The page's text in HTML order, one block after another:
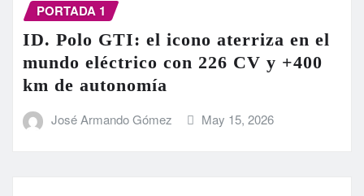
PORTADA 1
ID. Polo GTI: el icono aterriza en el
mundo eléctrico con 226 CV y +400
km de autonomía
José Armando Gómez May 15, 2026